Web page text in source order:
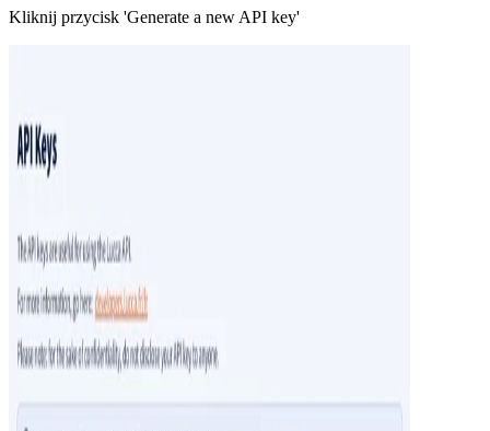
Kliknij przycisk 'Generate a new API key'